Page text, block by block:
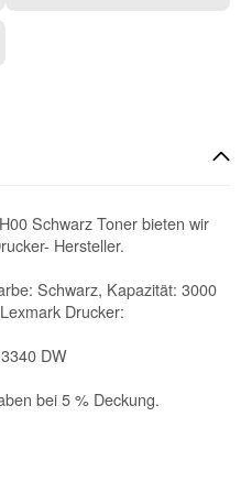
Schwarz Toner bieten wir
Hersteller.
Schwarz, Kapazität: 3000
Drucker:
DW
bei 5 % Deckung.